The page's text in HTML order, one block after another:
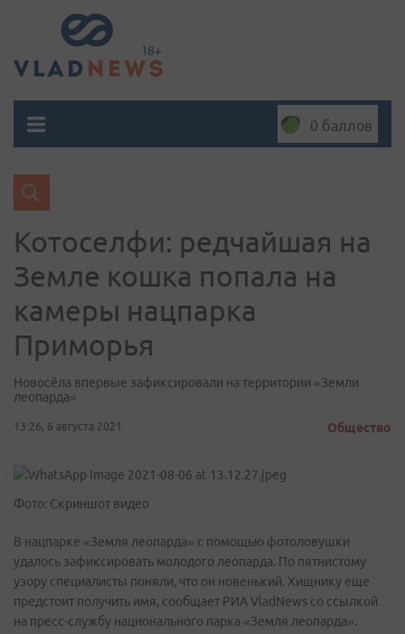
0 баллов
Котоселфи: редчайшая на
Земле кошка попала на
камеры нацпарка
Приморья
Новосёла впервые зафиксировали на территории «Земли
леопарда»
13:26, 6 августа 2021 Общество
Фото: Скриншот видео
В нацпарке «Земля леопарда» с помощью фотоловушки
удалось зафиксировать молодого леопарда. По пятнистому
узору специалисты поняли, что он новенький. Хищнику еще
предстоит получить имя, сообщает РИА VladNews со ссылкой
на пресс-службу национального парка «Земля леопарда».